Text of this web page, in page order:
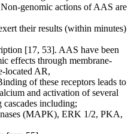
genomic actions of AAS are
their results (within minutes)
[17, 53]. AAS have been
effects through membrane-
located AR,
of these receptors leads to
and activation of several
cascades including;
(MAPK), ERK 1/2, PKA,